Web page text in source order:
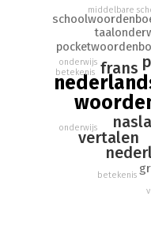
compacte grammatica.
- Betrouwbaar:
door docenten.
- Actueel: de nieuwste
- Helder: nieuwe, ruime
frans
vertalen
betekenis
onderwijs
middelbare
betekenis
onderwijs